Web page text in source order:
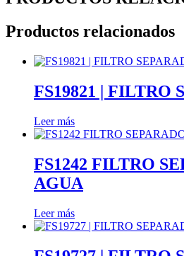
Productos relacionados
FS19821 | FILTRO
Leer más
FS1242 FILTRO
AGUA
Leer más